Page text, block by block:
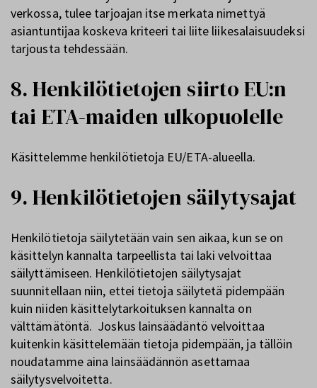
verkossa, tulee tarjoajan itse merkata nimettyä
asiantuntijaa koskeva kriteeri tai liite liikesalaisuudeksi
tarjousta tehdessään.
8. Henkilötietojen siirto EU:n
tai ETA-maiden ulkopuolelle
Käsittelemme henkilötietoja EU/ETA-alueella.
9. Henkilötietojen säilytysajat
Henkilötietoja säilytetään vain sen aikaa, kun se on
käsittelyn kannalta tarpeellista tai laki velvoittaa
säilyttämiseen. Henkilötietojen säilytysajat
suunnitellaan niin, ettei tietoja säilytetä pidempään
kuin niiden käsittelytarkoituksen kannalta on
välttämätöntä. Joskus lainsäädäntö velvoittaa
kuitenkin käsittelemään tietoja pidempään, ja tällöin
noudatamme aina lainsäädännön asettamaa
säilytysvelvoitetta.